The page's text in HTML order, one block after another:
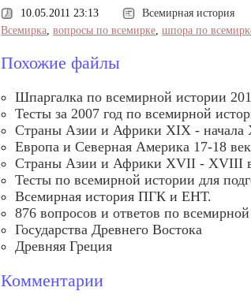
10.05.2011 23:13 Всемирная история
Всемирка,вопросы по всемирке,шпора по
Похожие файлы
Шпаргалка по всемирной истории
Тесты за 2007 год по всемирной
Страны Азии и Африки XIX - начала
Европа и Северная Америка 17-18
Страны Азии и Африки XVII - XVIII
Тесты по всемирной истории для
Всемирная история ПГК и ЕНТ.
876 вопросов и ответов по
Государства Древнего Востока
Древняя Греция
Комментарии